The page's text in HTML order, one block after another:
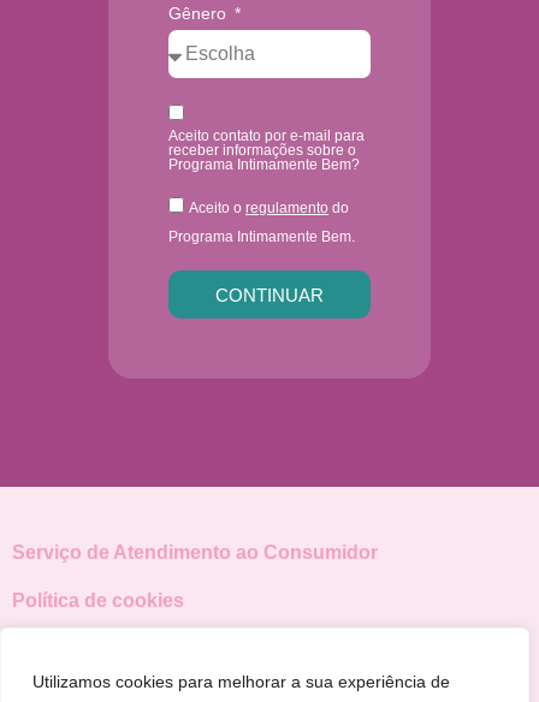
Utilizamos cookies para melhorar a sua experiência de
Gênero
Aceito contato por e-mail para
receber informações sobre o
Programa Intimamente Bem?
Aceito o regulamento do
Programa Intimamente Bem.
CONTINUAR
Serviço de Atendimento ao Consumidor
Política de cookies
VAG_BR_PT-BR_21835_v1 - Março/2025. Conteúdo destinado aos pacientes com